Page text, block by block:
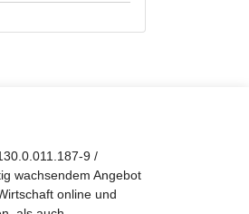
9 /
wachsendem Angebot
online und